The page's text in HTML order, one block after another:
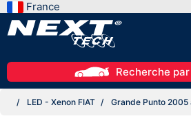
France
Recherche
LED - Xenon FIAT Grande Punto 2005